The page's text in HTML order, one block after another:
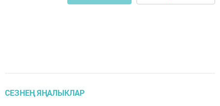
СЕЗНЕҢ ЯҢАЛЫКЛАР